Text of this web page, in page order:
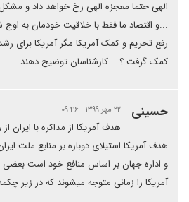
الهی حتما معجزه الهی رخ خواهد داد و
...و اقتصاد ما فقط با خلاقیت خودمان به
رفع تحریم و کمک آمریکا مگر آمریکا برای
کمک گرفت ؟... کارشناسان توضیح دهند
حسینی ۲۲ مهر ۱۳۹۹ | ۰۹:۴۶
هدف آمریکا از مذاکره با
هدف آمریکا استیلای دوباره بر منابع ملت
و اداره جهان بر اساس منافع خود است
آمریکا را زمانی متوجه میشوند که در زیر